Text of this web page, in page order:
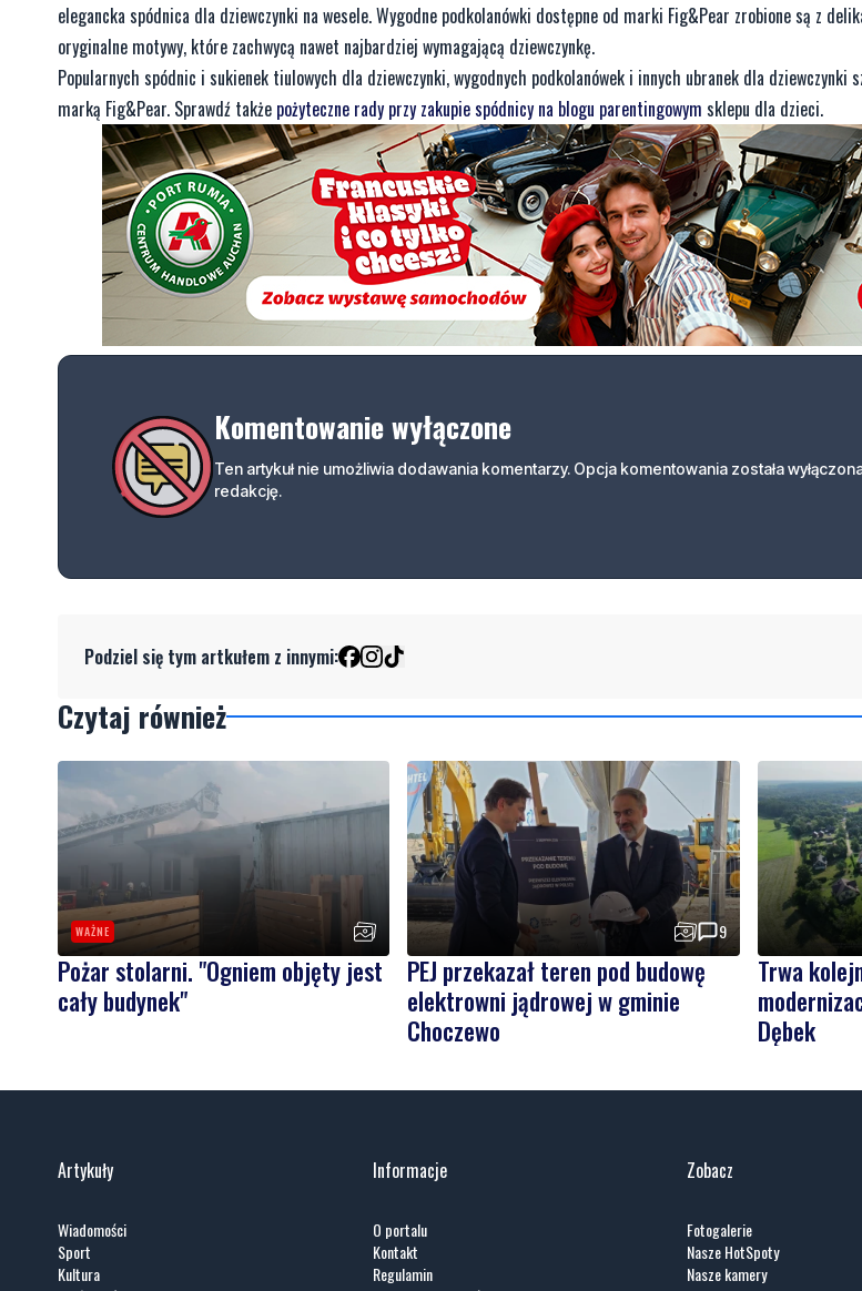
elegancka spódnica dla dziewczynki na wesele. Wygodne podkolanówki dostępne od marki Fig&Pear zrobione są z
oryginalne motywy, które zachwycą nawet najbardziej wymagającą dziewczynkę.
Popularnych spódnic i sukienek tiulowych dla dziewczynki, wygodnych podkolanówek i innych ubranek dla dziewczynki
marką Fig&Pear. Sprawdź także pożyteczne rady przy zakupie spódnicy na blogu parentingowym sklepu dla dzieci.
Komentowanie wyłączone
Ten artykuł nie umożliwia dodawania komentarzy. Opcja komentowania została
redakcję.
Podziel się tym artkułem z innymi:
Czytaj również
WAŻNE
Pożar stolarni. "Ogniem objęty jest
cały budynek"
9
PEJ przekazał teren pod budowę
elektrowni jądrowej w gminie
Choczewo
Trwa
Dębek
Artykuły
Wiadomości
Sport
Kultura
Informacje
O portalu
Kontakt
Regulamin
Zobacz
Fotogalerie
Nasze HotSpoty
Nasze kamery